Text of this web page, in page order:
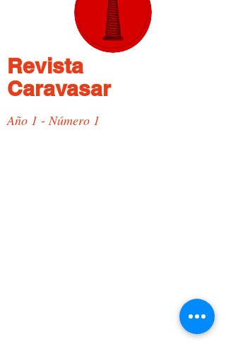
Revista
Caravasar
Año 1 - Número 1